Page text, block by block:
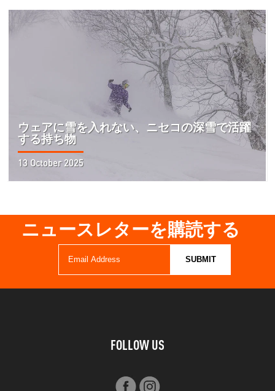
ウェアに雪を入れない、ニセコの深雪で活躍
する持ち物
13 October 2025
ニュースレターを購読する
FOLLOW US